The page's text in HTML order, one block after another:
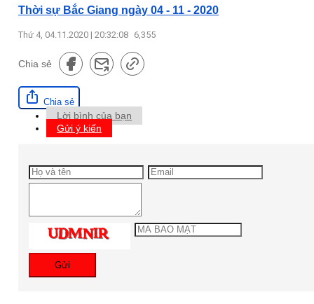
Thời sự Bắc Giang ngày 04 - 11 - 2020
Thứ 4, 04.11.2020 | 20:32:08 6,355
Chia sẻ
Chia sẻ
Lời bình của bạn
Gửi ý kiến
Gửi